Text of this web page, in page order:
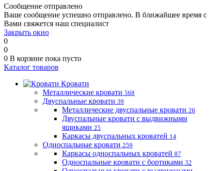
Сообщение отправлено
Ваше сообщение успешно отправлено. В ближайшее время с
Вами свяжется наш специалист
Закрыть окно
0
0
0 В корзине пока пусто
Каталог товаров
Кровати
Металлические кровати 568
Двуспальные кровати 39
Металлические двуспальные кровати 26
Двуспальные кровати с выдвижными
ящиками 25
Каркасы двуспальных кроватей 14
Односпальные кровати 259
Каркасы односпальных кроватей 87
Односпальные кровати с бортиками 32